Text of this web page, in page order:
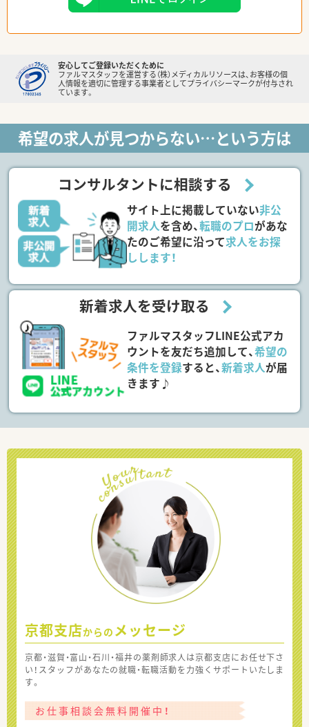
安心してご登録いただくために
ファルマスタッフを運営する（株）メディカルリソースは、お客様の個
人情報を適切に管理する事業者としてプライバシーマークが付与され
ています。
希望の求人が見つからない…という方は
コンサルタントに相談する
サイト上に掲載していない非公
開求人を含め、転職のプロがあな
たのご希望に沿って求人をお探
しします！
新着求人を受け取る
ファルマスタッフLINE公式アカ
ウントを友だち追加して、希望の
条件を登録すると、新着求人が届
きます♪
京都支店からの メッセージ
京都・滋賀・富山・石川・福井の薬剤師求人は京都支店にお任せ下さ
い！スタッフがあなたの就職・転職活動を力強くサポートいたしま
す。
お仕事相談会無料開催中！